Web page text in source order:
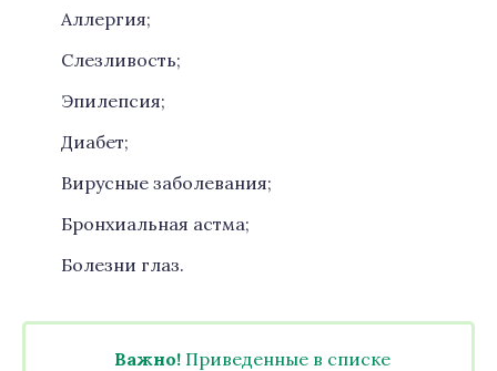
Аллергия;
Слезливость;
Эпилепсия;
Диабет;
Вирусные заболевания;
Бронхиальная астма;
Болезни глаз.
Важно! Приведенные в списке